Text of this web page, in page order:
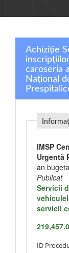
Achiziție
caroseria
Național
IMSP
Urgentă
an
Publicat
Servicii
servicii
ID